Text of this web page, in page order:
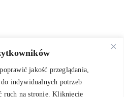
jakość przeglądania,
indywidualnych potrzeb
ruch na stronie. Kliknięcie